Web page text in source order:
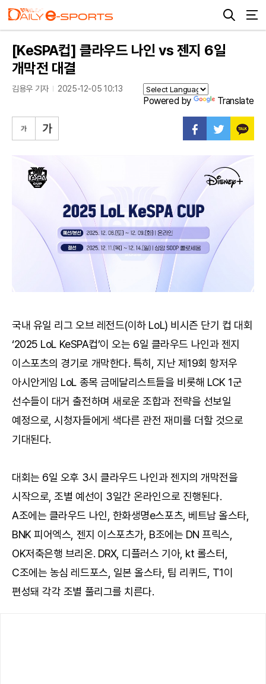
[KeSPA컵] 클라우드 나인 vs 젠지 6일
개막전 대결
김용우 기자 2025-12-05 10:13
Powered by Translate
국내 유일 리그 오브 레전드(이하 LoL) 비시즌 단기 컵 대회
‘2025 LoL KeSPA컵’이 오는 6일 클라우드 나인과 젠지
이스포츠의 경기로 개막한다. 특히, 지난 제19회 항저우
아시안게임 LoL 종목 금메달리스트들을 비롯해 LCK 1군
선수들이 대거 출전하며 새로운 조합과 전략을 선보일
예정으로, 시청자들에게 색다른 관전 재미를 더할 것으로
기대된다.
대회는 6일 오후 3시 클라우드 나인과 젠지의 개막전을
시작으로, 조별 예선이 3일간 온라인으로 진행된다.
A조에는 클라우드 나인, 한화생명e스포츠, 베트남 올스타,
BNK 피어엑스, 젠지 이스포츠가, B조에는 DN 프릭스,
OK저축은행 브리온. DRX, 디플러스 기아, kt 롤스터,
C조에는 농심 레드포스, 일본 올스타, 팀 리퀴드, T1이
편성돼 각각 조별 풀리그를 치른다.